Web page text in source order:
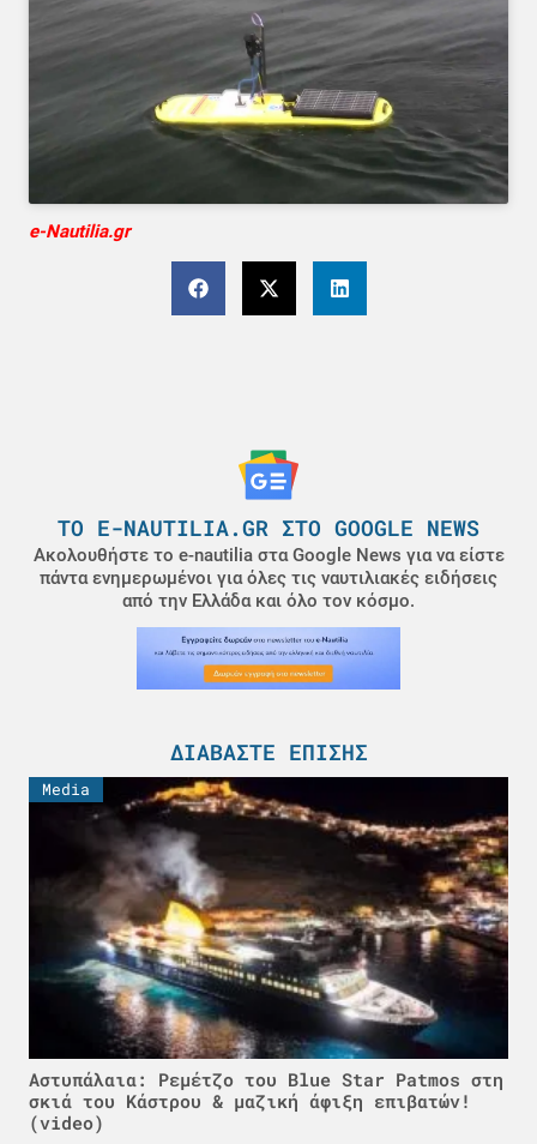
e-Nautilia.gr
ΤΟ E-NAUTILIA.GR ΣΤΟ GOOGLE NEWS
Ακολουθήστε το e-nautilia στα Google News για να είστε
πάντα ενημερωμένοι για όλες τις ναυτιλιακές ειδήσεις
από την Ελλάδα και όλο τον κόσμο.
ΔΙΑΒΆΣΤΕ ΕΠΊΣΗΣ
Media
Αστυπάλαια: Ρεμέτζο του Blue Star Patmos στη
σκιά του Κάστρου & μαζική άφιξη επιβατών!
(video)